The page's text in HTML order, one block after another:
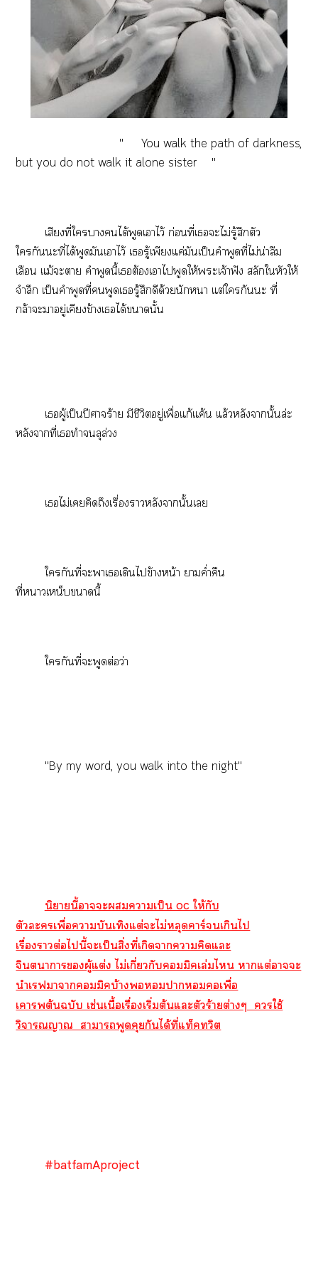
" You walk the path of darkness,
but you do not walk it alone sister "
เสียงที่ใาได้พูดเาไว้ ก่อนที่เะไม่รู้สึกตัว
ใกันะที่ได้พูดมันเาไว้ เรู้เพียงแค่มันเป็นคำพูดที่ไม่น่าลืม
เลือน แม้ะา คำพูดนี้เต้องเาไพูดให้ะเจ้าฟัง สลักใหัวให้
จำลึก เป็นคำพูดที่พูดเรู้สึกดีด้วยนักา แต่ใกันะ ที่
กล้าะาอยู่เคียงข้างเได้านั้น
เผู้เป็นปีศาจร้าย มีชีวิตอยู่เพื่อแก้แค้น แล้วหลังานั้นล่ะ
หลังาที่เทำลุล่วง
เไม่เคิดถึงเรื่องาหลังานั้นเ
ใกันที่ะาเเดินไข้างหน้า าค่ำคืน
ที่าเหน็บานี้
ใกันที่ะพูดต่อว่า
"By my word, you walk into the night"
นิยายนี้าะาเป็น oc ให้กับ
ตัวะเพื่อาบันเทิงแต่ะไม่หลุดาร์เกินไ
เรื่องาต่อไนี้ะเป็นสิ่งที่เกิดาาคิดแะ
จินตนาการผู้แต่ง ไม่เกี่ยวกับคอมมิคเล่มไ าแต่าะ
นำเรฟาาคอมมิคบ้างาเพื่อ
เาต้นฉบับ เช่นเนื้อเรื่องเริ่มต้นแะตัวร้ายต่างๆ ใช้
วิจารณญาณ าาพูดคุยกันได้ที่แท็คทวิต
#batfamAproject